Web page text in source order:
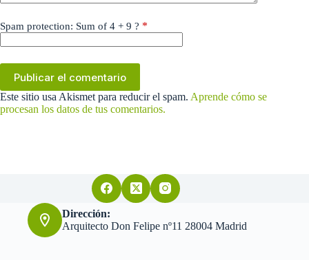
Spam protection: Sum of 4 + 9 ? *
Publicar el comentario
Este sitio usa Akismet para reducir el spam. Aprende cómo se
procesan los datos de tus comentarios.
Dirección:
Arquitecto Don Felipe nº11 28004 Madrid